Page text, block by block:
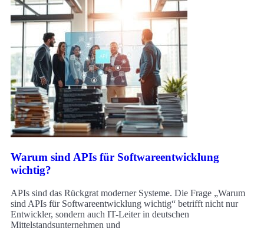
Warum sind APIs für Softwareentwicklung
wichtig?
APIs sind das Rückgrat moderner Systeme. Die Frage „Warum
sind APIs für Softwareentwicklung wichtig“ betrifft nicht nur
Entwickler, sondern auch IT-Leiter in deutschen
Mittelstandsunternehmen und